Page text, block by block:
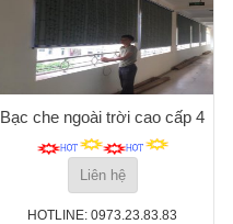
Bạc che ngoài trời cao cấp 4
Liên hệ
HOTLINE: 0973.23.83.83